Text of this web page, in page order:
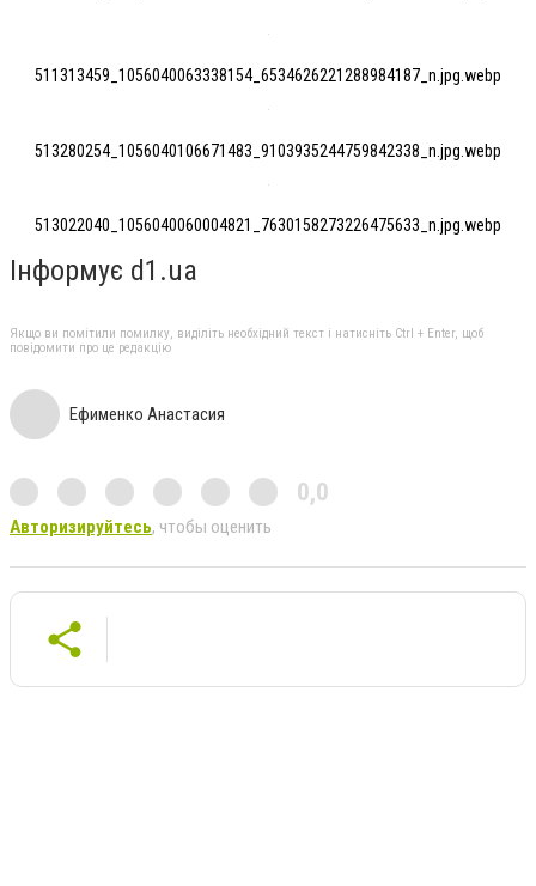
511313459_1056040063338154_6534626221288984187_n.jpg.webp
513280254_1056040106671483_9103935244759842338_n.jpg.webp
513022040_1056040060004821_7630158273226475633_n.jpg.webp
Інформує d1.ua
Якщо ви помітили помилку, виділіть необхідний текст і натисніть Ctrl + Enter, щоб
повідомити про це редакцію
Ефименко Анастасия
0,0
Авторизируйтесь, чтобы оценить